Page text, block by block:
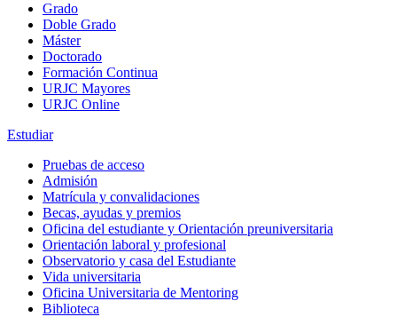
Grado
Doble Grado
Máster
Doctorado
Formación Continua
URJC Mayores
URJC Online
Estudiar
Pruebas de acceso
Admisión
Matrícula y convalidaciones
Becas, ayudas y premios
Oficina del estudiante y Orientación preuniversitaria
Orientación laboral y profesional
Observatorio y casa del Estudiante
Vida universitaria
Oficina Universitaria de Mentoring
Biblioteca